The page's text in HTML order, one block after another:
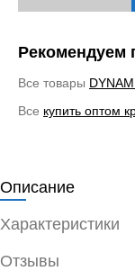
Рекомендуем
Все товары
Все купить оптом
Описание
Характеристики
Отзывы